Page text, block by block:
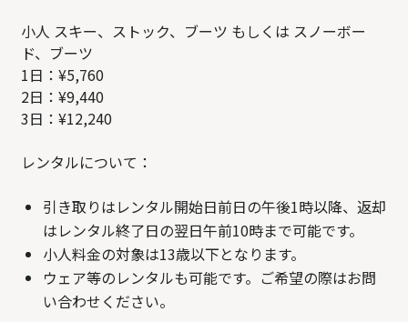
小人 スキー、ストック、ブーツ もしくは スノーボー
ド、ブーツ
1日：¥5,760
2日：¥9,440
3日：¥12,240
レンタルについて：
引き取りはレンタル開始日前日の午後1時以降、返却
はレンタル終了日の翌日午前10時まで可能です。
小人料金の対象は13歳以下となります。
ウェア等のレンタルも可能です。ご希望の際はお問
い合わせください。